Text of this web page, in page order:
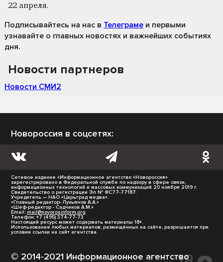
22 апреля.
Подписывайтесь на нас в Телеграме и первыми
узнавайте о главных новостях и важнейших событиях
дня.
Новости партнеров
Новости СМИ2
Новороссия в соцсетях:
Сетевое издание «Информационное агентство «Новороссия»
зарегистрировано в Федеральной службе по надзору в сфере связи,
информационных технологий и массовых коммуникаций 20 ноября 2019 г.
Свидетельство о регистрации Эл № ФС77-77187.
Учредитель — НАО «Царьград медиа».
«Главный редактор- Лукьянов А.А.»
«Шеф-редактор - Садчиков А.М.»
Email: mail@novorosinform.org
Телефон: +7 (495) 374-77-73
Настоящий ресурс может содержать материалы 18+.
Использование любых материалов, размещённых на сайте, разрешается при
условии ссылки на сайт агентства.
© 2014-2021 Информационное агентство